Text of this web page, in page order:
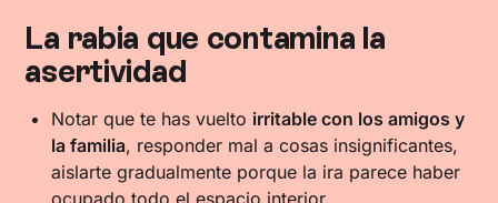
La rabia que contamina la
asertividad
Notar que te has vuelto irritable con los amigos y
la familia, responder mal a cosas insignificantes,
aislarte gradualmente porque la ira parece haber
ocupado todo el espacio interior.